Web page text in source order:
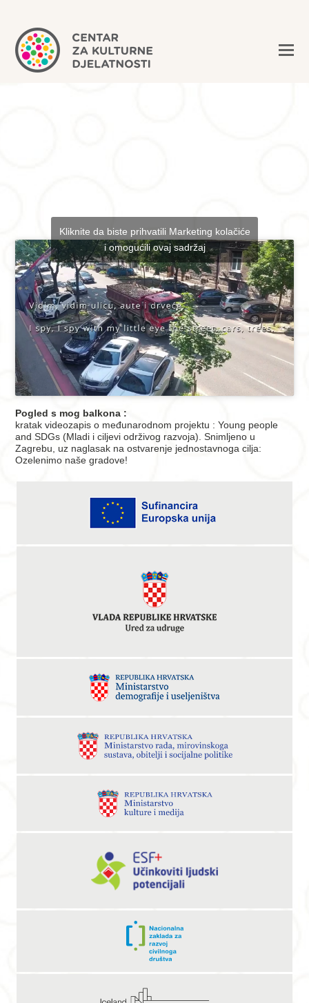
Kliknite da biste prihvatili Marketing kolačiće
i omogućili ovaj sadržaj
Pogled s mog balkona :
kratak videozapis o međunarodnom projektu : Young people
and SDGs (Mladi i ciljevi održivog razvoja). Snimljeno u
Zagrebu, uz naglasak na ostvarenje jednostavnoga cilja:
Ozelenimo naše gradove!